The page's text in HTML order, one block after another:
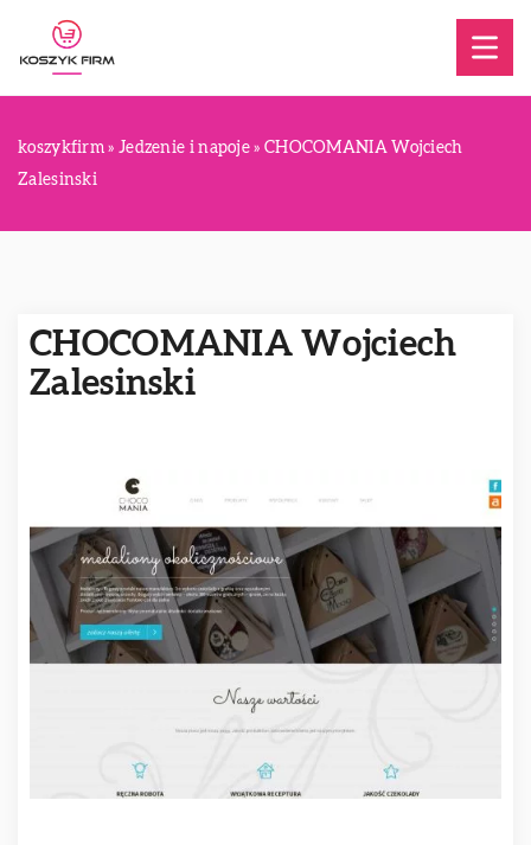
koszykfirm » Jedzenie i napoje » CHOCOMANIA Wojciech
Zalesinski
CHOCOMANIA Wojciech
Zalesinski